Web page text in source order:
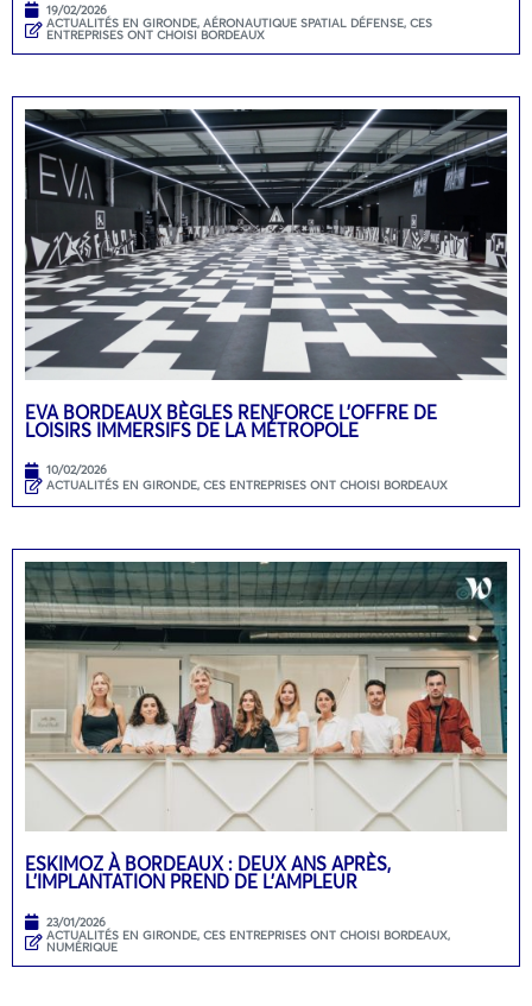
19/02/2026
ACTUALITÉS EN GIRONDE, AÉRONAUTIQUE SPATIAL DÉFENSE, CES
ENTREPRISES ONT CHOISI BORDEAUX
EVA BORDEAUX BÈGLES RENFORCE L’OFFRE DE
LOISIRS IMMERSIFS DE LA MÉTROPOLE
10/02/2026
ACTUALITÉS EN GIRONDE, CES ENTREPRISES ONT CHOISI BORDEAUX
ESKIMOZ À BORDEAUX : DEUX ANS APRÈS,
L’IMPLANTATION PREND DE L’AMPLEUR
23/01/2026
ACTUALITÉS EN GIRONDE, CES ENTREPRISES ONT CHOISI BORDEAUX,
NUMÉRIQUE